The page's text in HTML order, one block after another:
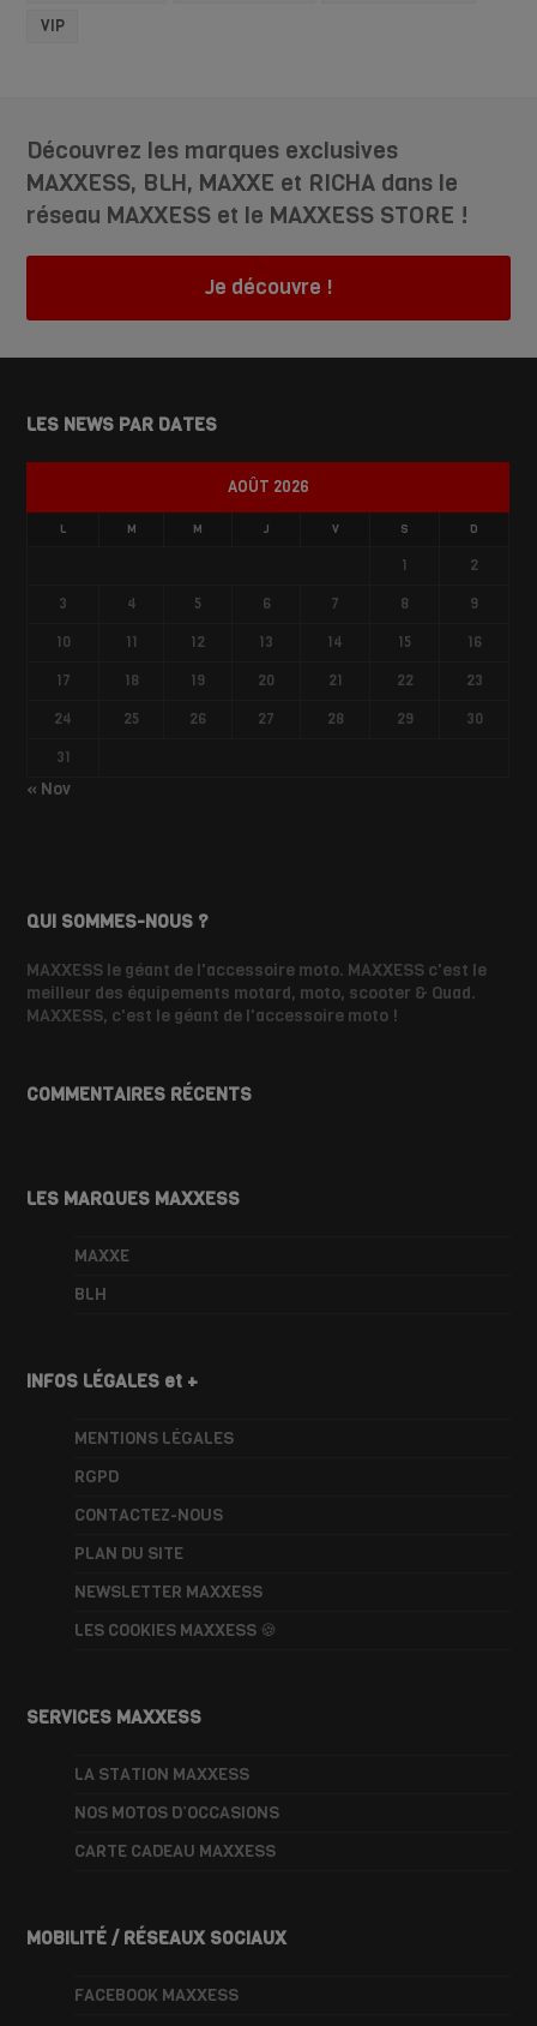
VIP
Découvrez les marques exclusives
MAXXESS, BLH, MAXXE et RICHA dans le
réseau MAXXESS et le MAXXESS STORE !
Je découvre !
LES NEWS PAR DATES
AOÛT 2026
L M M J V S D
1
2
3
4 5 6 7 8
9
10
11 12 13 14 15
16
17
18 19 20 21 22
23
24
25 26 27 28 29
30
31
« Nov
QUI SOMMES-NOUS ?
MAXXESS le géant de l'accessoire moto. MAXXESS c'est le
meilleur des équipements motard, moto, scooter & Quad.
MAXXESS, c'est le géant de l'accessoire moto !
COMMENTAIRES RÉCENTS
LES MARQUES MAXXESS
MAXXE
BLH
INFOS LÉGALES et +
MENTIONS LÉGALES
RGPD
CONTACTEZ-NOUS
PLAN DU SITE
NEWSLETTER MAXXESS
LES COOKIES MAXXESS 🍪
SERVICES MAXXESS
LA STATION MAXXESS
NOS MOTOS D’OCCASIONS
CARTE CADEAU MAXXESS
MOBILITÉ / RÉSEAUX SOCIAUX
FACEBOOK MAXXESS